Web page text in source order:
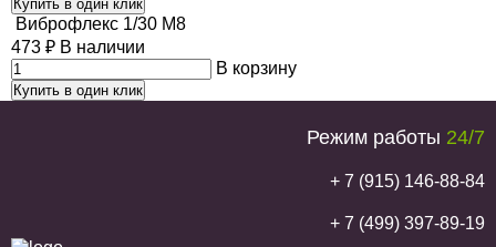
Купить в один клик
Виброфлекс 1/30 М8
473 ₽ В наличии
В корзину
Купить в один клик
Режим работы 24/7
+ 7 (915) 146-88-84
+ 7 (499) 397-89-19